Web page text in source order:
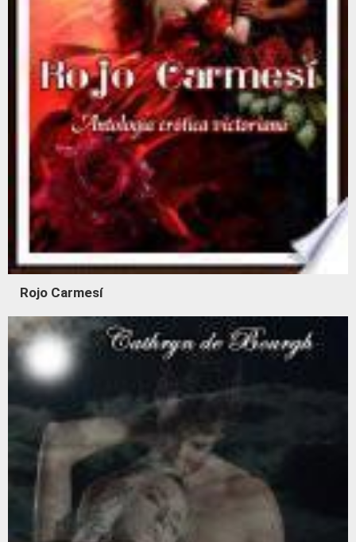
Rojo Carmesí